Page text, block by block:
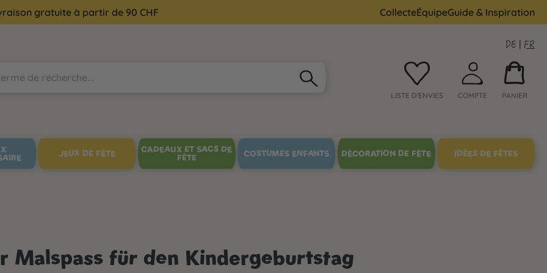
gratuite à partir de 90 CHF CollecteÉquipeGuide & Inspiration
DE | FR
LISTE D'ENVIES COMPTE PANIER
JEUX DE FÊTE
CADEAUX ET SACS DE
FÊTE
COSTUMES ENFANTS DÉCORATION DE FÊTE IDÉES DE FÊTES
Malspass für den Kindergeburtstag